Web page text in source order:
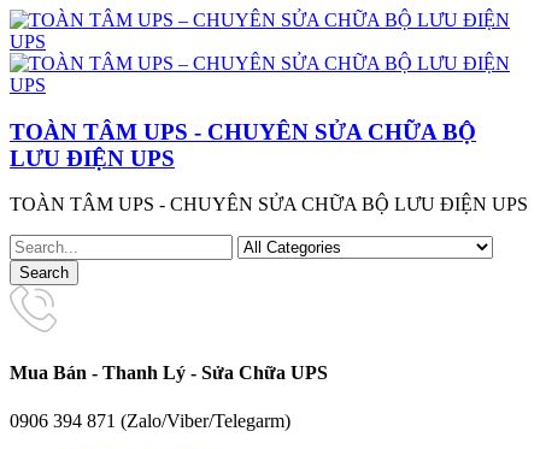
TOÀN TÂM UPS - CHUYÊN SỬA CHỮA BỘ
LƯU ĐIỆN UPS
TOÀN TÂM UPS - CHUYÊN SỬA CHỮA BỘ LƯU ĐIỆN UPS
Mua Bán - Thanh Lý - Sửa Chữa UPS
0906 394 871 (Zalo/Viber/Telegarm)